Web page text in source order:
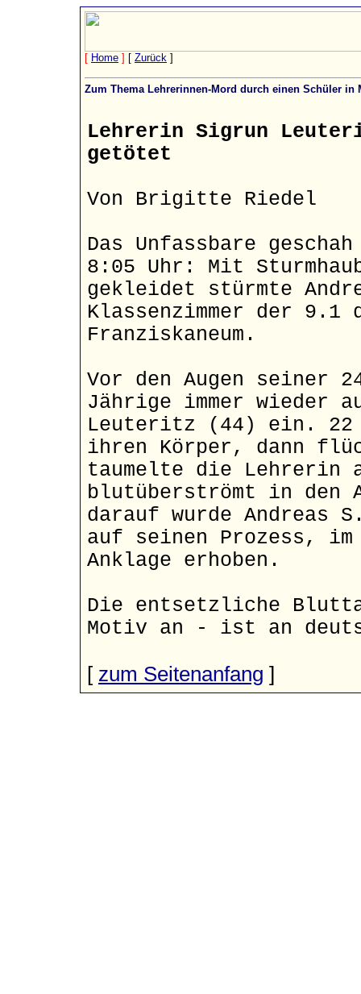
[ Home ] [ Zurück ]
Zum Thema Lehrerinnen-Mord durch einen Schüler in
Lehrerin Sigrun
getötet
Von Brigitte Riedel
Das Unfassbare
8:05 Uhr: Mit
gekleidet stürmte
Klassenzimmer der 9.1
Franziskaneum.
Vor den Augen seiner
Jährige immer wieder
Leuteritz (44) ein. 22
ihren Körper, dann
taumelte die Lehrerin
blutüberströmt in den
darauf wurde Andreas
auf seinen Prozess,
Anklage erhoben.
Die entsetzliche
Motiv an - ist an
[ zum Seitenanfang ]